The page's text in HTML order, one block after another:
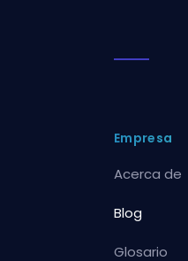
Empresa
Acerca de
Blog
Glosario